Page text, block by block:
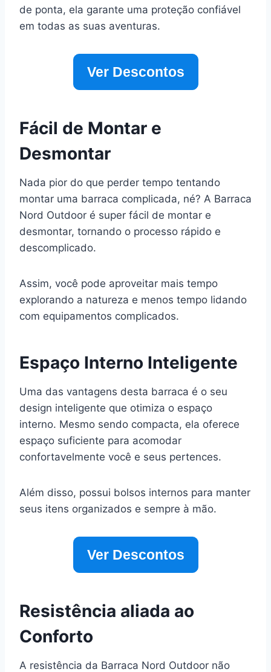
de ponta, ela garante uma proteção confiável
em todas as suas aventuras.
Ver Descontos
Fácil de Montar e
Desmontar
Nada pior do que perder tempo tentando
montar uma barraca complicada, né? A Barraca
Nord Outdoor é super fácil de montar e
desmontar, tornando o processo rápido e
descomplicado.
Assim, você pode aproveitar mais tempo
explorando a natureza e menos tempo lidando
com equipamentos complicados.
Espaço Interno Inteligente
Uma das vantagens desta barraca é o seu
design inteligente que otimiza o espaço
interno. Mesmo sendo compacta, ela oferece
espaço suficiente para acomodar
confortavelmente você e seus pertences.
Além disso, possui bolsos internos para manter
seus itens organizados e sempre à mão.
Ver Descontos
Resistência aliada ao
Conforto
A resistência da Barraca Nord Outdoor não